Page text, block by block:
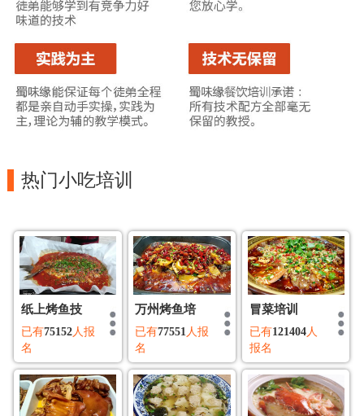
热门小吃培训
纸上烤鱼技
已有75152人报
名
万州烤鱼培
已有77551人报
名
冒菜培训
已有121404人
报名